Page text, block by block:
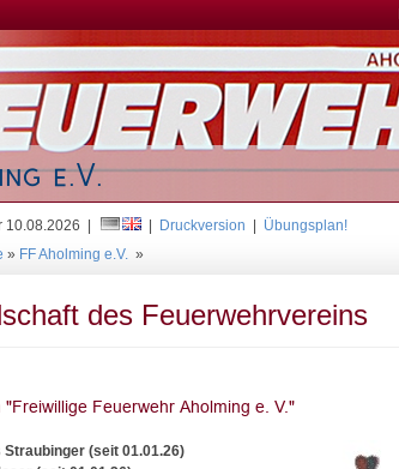
10.08.2026 | Druckversion
Übungsplan!
» FF Aholming e.V. »
des Feuerwehrvereins
(seit 01.01.26)